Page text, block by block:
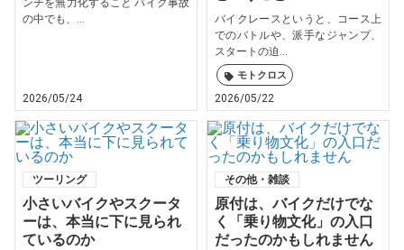
ンチを無力化すること バイク事故
の中でも、...
2026/05/24
バイクレースというと、コース上
でのバトルや、派手なジャンプ、
スタートの迫...
モトクロス
2026/05/22
ツーリング
小さいバイクやスクータ
ーは、本当に下に見られ
ているのか
その他・雑談
原付は、バイクだけでな
く「乗り物文化」の入口
だったのかもしれません